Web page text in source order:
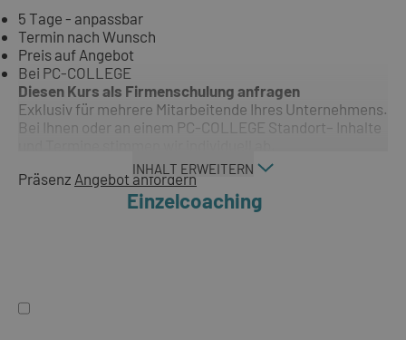
5 Tage - anpassbar
Termin nach Wunsch
Preis auf Angebot
Bei PC-COLLEGE
Diesen Kurs als Firmenschulung anfragen
Exklusiv für mehrere Mitarbeitende Ihres Unternehmens.
Bei Ihnen oder an einem PC-COLLEGE Standort– Inhalte
INHALT ERWEITERN
Präsenz Angebot anfordern
Einzelcoaching